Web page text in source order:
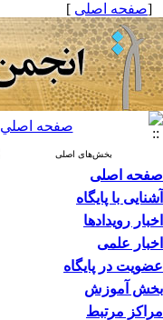
[صفحه اصلی ]
صفحه اصلي
بخش‌های اصلی
صفحه اصلی
آشنایی با پایگاه
اخبار رویدادها
اخبار علمی
عضویت در پایگاه
بخش آموزش
مراکز مرتبط